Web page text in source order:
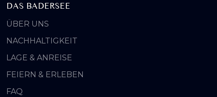
DAS BADERSEE
ÜBER UNS
NACHHALTIGKEIT
LAGE & ANREISE
FEIERN & ERLEBEN
FAQ